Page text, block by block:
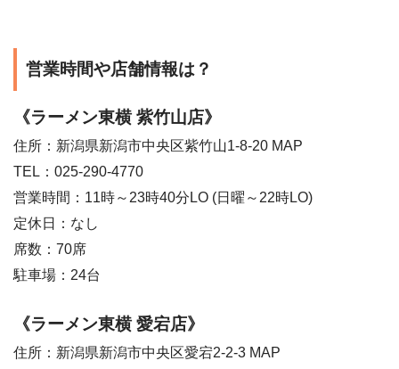
営業時間や店舗情報は？
《ラーメン東横 紫竹山店》
住所：新潟県新潟市中央区紫竹山1-8-20 MAP
TEL：025-290-4770
営業時間：11時～23時40分LO (日曜～22時LO)
定休日：なし
席数：70席
駐車場：24台
《ラーメン東横 愛宕店》
住所：新潟県新潟市中央区愛宕2-2-3 MAP